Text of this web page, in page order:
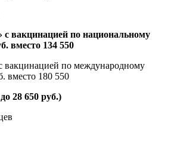
с вакцинацией по национальному
вместо 134 550
вакцинацией по международному
вместо 180 550
28 650 руб.)